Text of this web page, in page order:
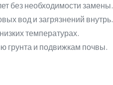
без необходимости замены.
вод и загрязнений внутрь.
температурах.
грунта и подвижкам почвы.